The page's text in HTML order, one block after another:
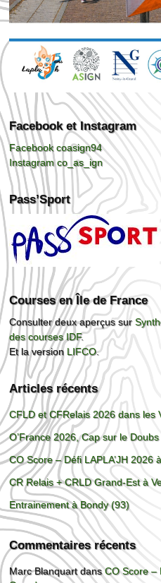
Facebook et Instagram
Facebook coasign94
Instagram co_as_ign
Pass’Sport
Courses en Île de France
Consulter deux aperçus sur
des courses IDF.
Et la version LIFCO.
Articles récents
CFLD et CFRelais 2026 dans les
O’France 2026, Cap sur le
CO Score – Défi LAPLA’JH 2026
CR Relais + CRLD Grand-Est à
Entrainement à Bondy (93)
Commentaires récents
Marc BlanquartdansCO Score –